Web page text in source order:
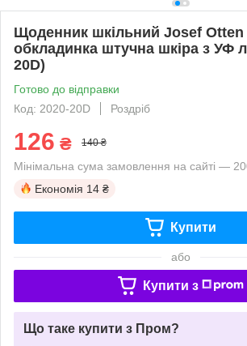
Щоденник шкільний Josef Otten
обкладинка штучна шкіра з УФ
20D)
Готово до відправки
Код: 2020-20D
Роздріб
126 ₴ 140 ₴
Мінімальна сума замовлення на сайті —
Економія 14 ₴
Купити
або
Купити з
Що таке купити з Пром?